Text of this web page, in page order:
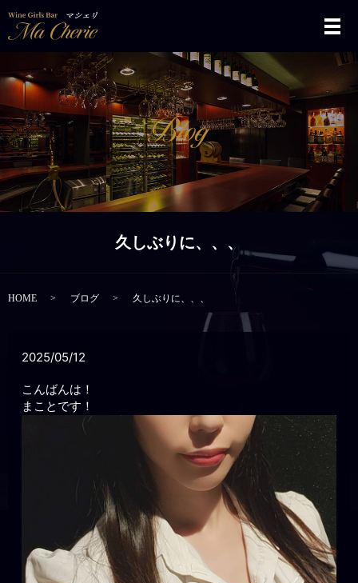
メ
久しぶりに、、、
HOME ブログ 久しぶりに、、、
2025/05/12
こんばんは！
まことです！